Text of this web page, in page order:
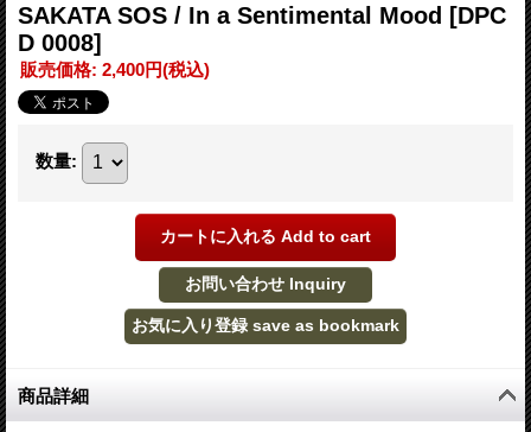
SAKATA SOS / In a Sentimental Mood [DPC
D 0008]
販売価格: 2,400円(税込)
数量:
商品詳細